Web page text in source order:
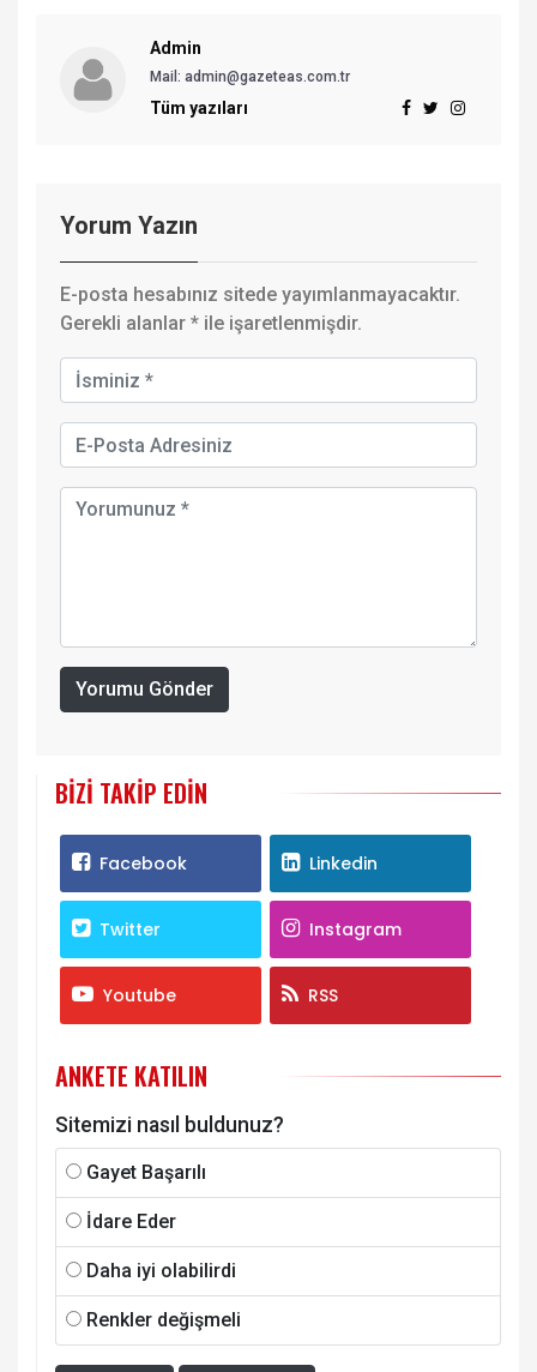
Admin
Mail: admin@gazeteas.com.tr
Tüm yazıları
Yorum Yazın
E-posta hesabınız sitede yayımlanmayacaktır.
Gerekli alanlar * ile işaretlenmişdir.
Yorumu Gönder
BIZI TAKIP EDIN
Facebook Linkedin
Twitter Instagram
Youtube RSS
ANKETE KATILIN
Sitemizi nasıl buldunuz?
Gayet Başarılı
İdare Eder
Daha iyi olabilirdi
Renkler değişmeli